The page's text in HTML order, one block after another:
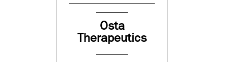
Osta
Therapeutics